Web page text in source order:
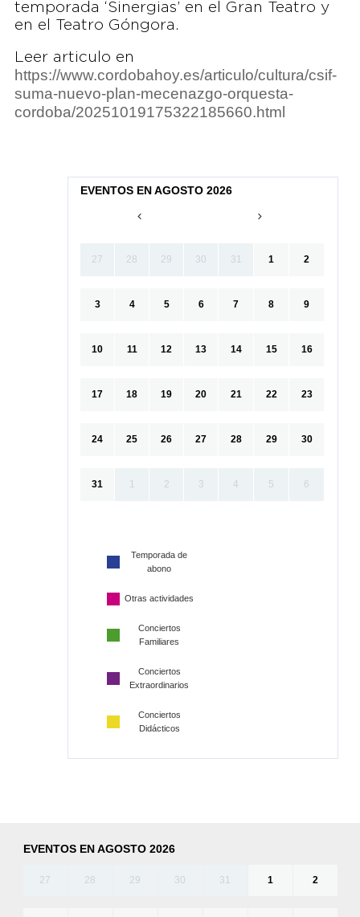
temporada ‘Sinergias’ en el Gran Teatro y
en el Teatro Góngora.
Leer articulo en
https://www.cordobahoy.es/articulo/cultura/csif-
suma-nuevo-plan-mecenazgo-orquesta-
cordoba/20251019175322185660.html
EVENTOS EN AGOSTO 2026
27 28 29 30 31 1 2
3 4 5 6 7 8 9
10 11 12 13 14 15 16
17 18 19 20 21 22 23
24 25 26 27 28 29 30
31 1 2 3 4 5 6
Temporada de
abono
Otras actividades
Conciertos
Familiares
Conciertos
Extraordinarios
Conciertos
Didácticos
EVENTOS EN AGOSTO 2026
27 28 29 30 31 1 2